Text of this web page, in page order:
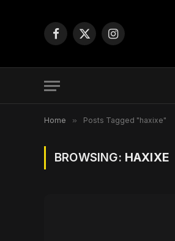
Facebook
X
Instagram
Home » Posts Tagged "haxixe"
BROWSING: HAXIXE